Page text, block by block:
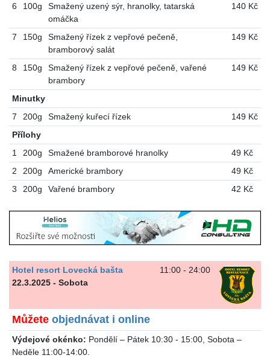
6
100g
Smažený uzený sýr, hranolky, tatarská
omáčka
140 Kč
7 150g
Smažený řízek z vepřové pečeně,
bramborový salát
149 Kč
8 150g
Smažený řízek z vepřové pečeně, vařené
brambory
149 Kč
Minutky
7
200g Smažený kuřecí řízek
149 Kč
Přílohy
1
200g Smažené bramborové hranolky
49 Kč
2
200g Americké brambory
49 Kč
3
200g Vařené brambory 42 Kč
11:00 - 24:00
Hotel resort Lovecká bašta
22.3.2025 - Sobota
Můžete objednávat i online
Výdejové okénko: Pondělí – Pátek 10:30 - 15:00, Sobota –
Neděle 11:00-14:00.